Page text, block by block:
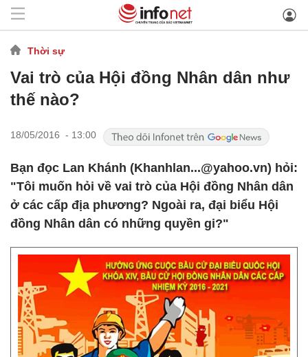
Thời sự
Vai trò của Hội đồng Nhân dân như
thế nào?
18/05/2016 - 13:00
Bạn đọc Lan Khánh (Khanhlan...@yahoo.vn) hỏi:
"Tôi muốn hỏi về vai trò của Hội đồng Nhân dân
ở các cấp địa phương? Ngoài ra, đại biểu Hội
đồng Nhân dân có những quyền gi?"